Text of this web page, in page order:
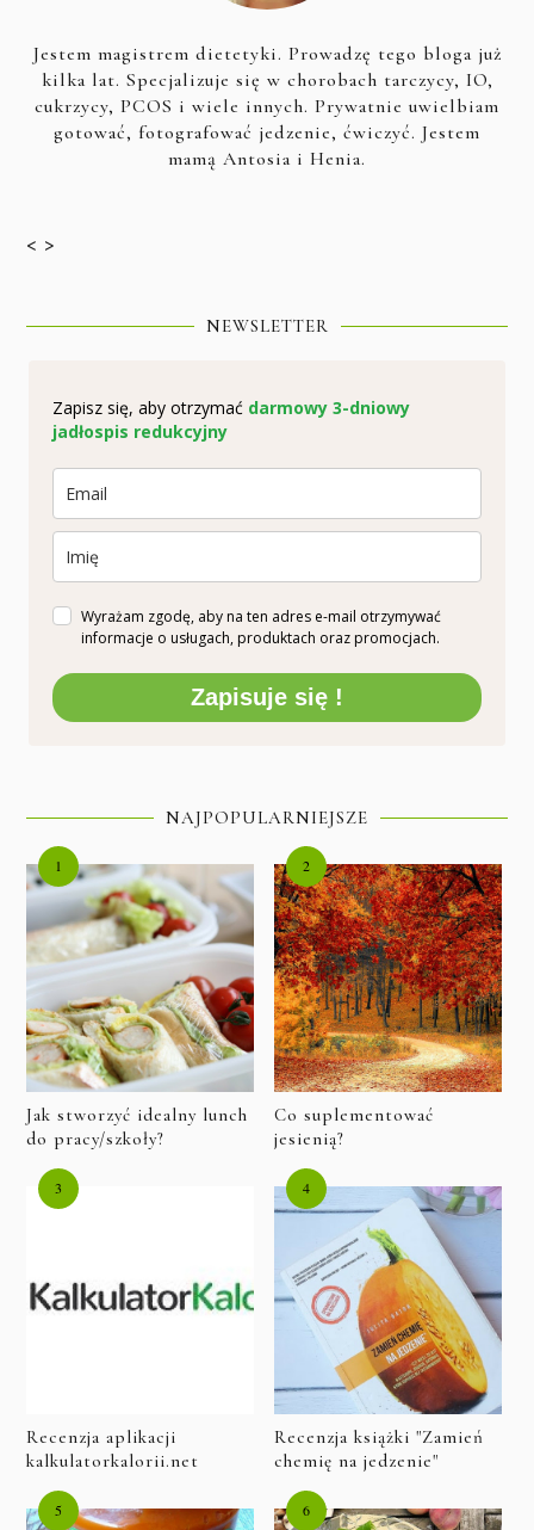
Jestem magistrem dietetyki. Prowadzę tego bloga już
kilka lat. Specjalizuje się w chorobach tarczycy, IO,
cukrzycy, PCOS i wiele innych. Prywatnie uwielbiam
gotować, fotografować jedzenie, ćwiczyć. Jestem
mamą Antosia i Henia.
< >
NEWSLETTER
Zapisz się, aby otrzymać darmowy 3-dniowy
jadłospis redukcyjny
Wyrażam zgodę, aby na ten adres e-mail otrzymywać
informacje o usługach, produktach oraz promocjach.
Zapisuje się !
NAJPOPULARNIEJSZE
Jak stworzyć idealny lunch
do pracy/szkoły?
Co suplementować
jesienią?
Recenzja aplikacji
kalkulatorkalorii.net
Recenzja książki "Zamień
chemię na jedzenie"